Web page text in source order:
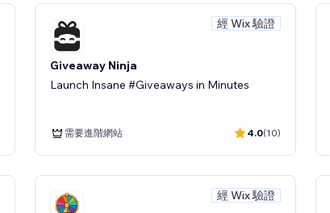
經 Wix 驗證
Giveaway Ninja
Launch Insane #Giveaways in Minutes
需要進階網站 4.0(10)
經 Wix 驗證